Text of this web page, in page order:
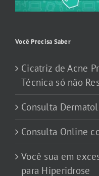
Você Precisa Saber
Cicatriz de Acne
Técnica só não
Consulta
Consulta Online
Você sua em
para Hiperidrose